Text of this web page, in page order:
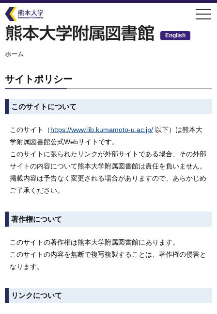
イ
コ
テ
ツ
English
パ
ン
ホーム
サイトポリシー
このサイトについて
このサイト（https://www.lib.kumamoto-u.ac.jp/ 以下）は熊本大
学附属図書館公式Webサイトです。
このサイトに張られたリンクが外部サイトである場合、その外部
サイトの内容について熊本大学附属図書館は責任を負いません。
掲載内容は予告なく変更される場合がありますので、あらかじめ
ご了承ください。
著作権について
このサイトの著作権は熊本大学附属図書館にあります。
このサイトの内容を無断で複写複製することは、著作権の侵害と
なります。
リンクについて